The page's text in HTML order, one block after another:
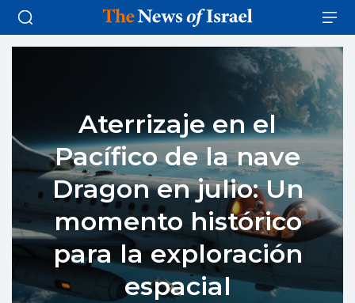
Aterrizaje en el
Pacífico de la nave
Dragon en julio: Un
momento histórico
para la exploración
espacial